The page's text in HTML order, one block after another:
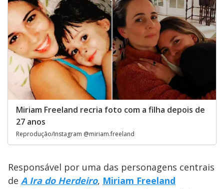
Miriam Freeland recria foto com a filha depois de
27 anos
Reprodução/Instagram @miriam.freeland
Responsável por uma das personagens centrais
de A Ira do Herdeiro, Miriam Freeland